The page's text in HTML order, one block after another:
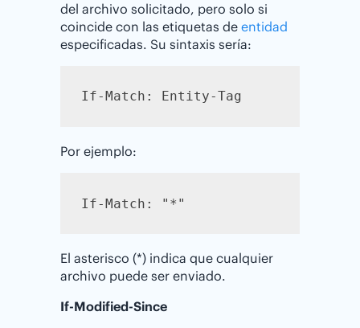
del archivo solicitado, pero solo si
coincide con las etiquetas de entidad
especificadas. Su sintaxis sería:
If-Match: Entity-Tag
Por ejemplo:
If-Match: "*"
El asterisco (*) indica que cualquier
archivo puede ser enviado.
If-Modified-Since